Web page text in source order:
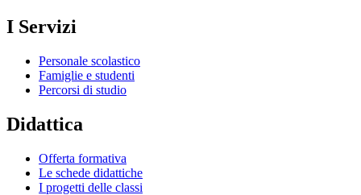
I Servizi
Personale scolastico
Famiglie e studenti
Percorsi di studio
Didattica
Offerta formativa
Le schede didattiche
I progetti delle classi